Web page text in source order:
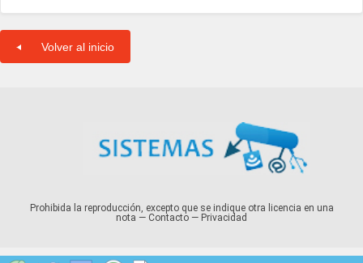
Volver al inicio
Prohibida la reproducción, excepto que se indique otra licencia en una
nota — Contacto — Privacidad